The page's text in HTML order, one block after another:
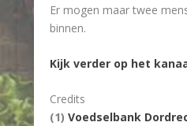
Er mogen maar twee
binnen.
Kijk verder op het
Credits
(1) Voedselbank